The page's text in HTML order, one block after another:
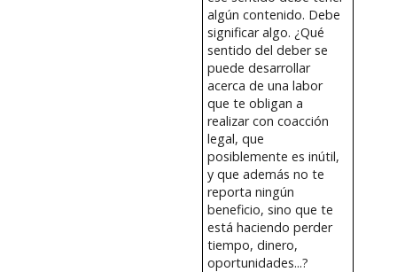
algún contenido. Debe
significar algo. ¿Qué
sentido del deber se
puede desarrollar
acerca de una labor
que te obligan a
realizar con coacción
legal, que
posiblemente es inútil,
y que además no te
reporta ningún
beneficio, sino que te
está haciendo perder
tiempo, dinero,
oportunidades...?